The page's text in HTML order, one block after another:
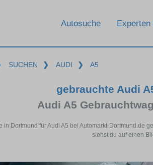
Autosuche Experten
SUCHEN ❯ AUDI ❯ A5
gebrauchte Audi
Audi A5
in Dortmund für Audi A5 bei Automarkt-Dortmund.de
siehst du auf einen